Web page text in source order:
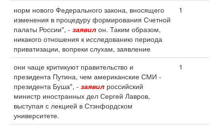
норм нового Федерального закона, вносящего
изменения в процедуру формирования Счетной
палаты России", - заявил он. Таким образом,
никакого отношения к исследованию периода
приватизации, вопреки слухам, заявление
1
они чаще критикуют правительство и
президента Путина, чем американские СМИ -
президента Буша", - заявил российский
министр иностранных дел Сергей Лавров,
выступая с лекцией в Стэнфордском
университете.
1